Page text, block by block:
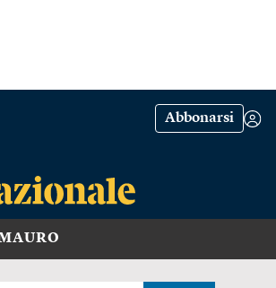
Abbonarsi